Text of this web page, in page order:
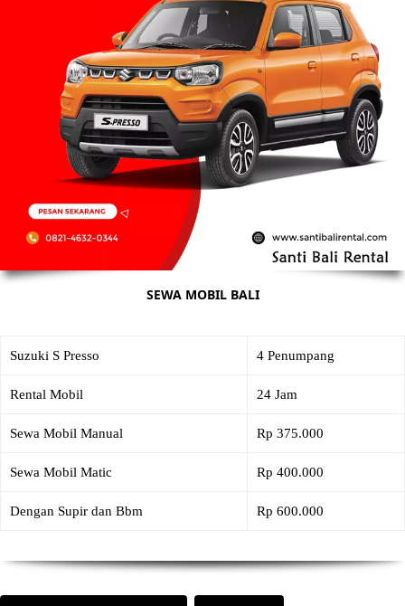
SEWA MOBIL BALI
Suzuki S Presso 4 Penumpang
Rental Mobil 24 Jam
Sewa Mobil Manual Rp 375.000
Sewa Mobil Matic Rp 400.000
Dengan Supir dan Bbm Rp 600.000